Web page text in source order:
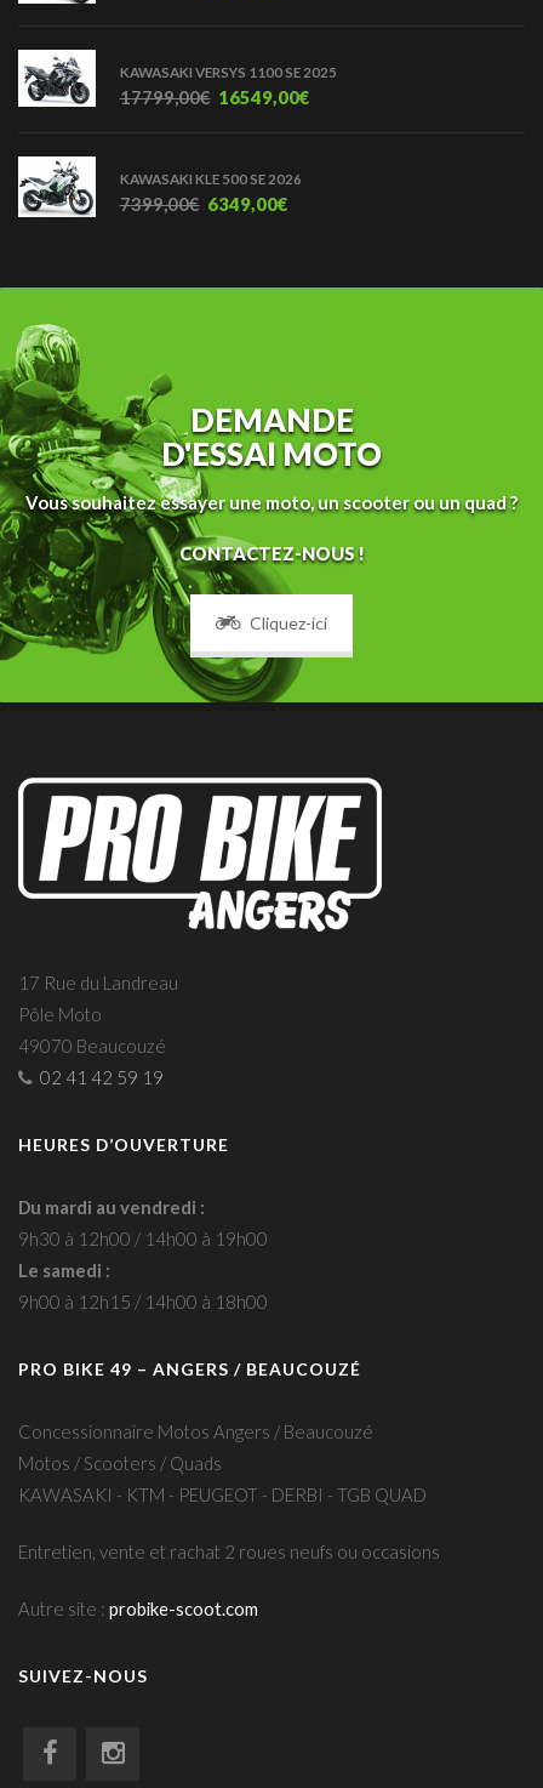
KAWASAKI VERSYS 1100 SE 2025
17799,00€ 16549,00€
KAWASAKI KLE 500 SE 2026
7399,00€ 6349,00€
DEMANDE
D'ESSAI MOTO
Vous souhaitez essayer une moto, un scooter ou un quad ?
CONTACTEZ-NOUS !
Cliquez-ici
17 Rue du Landreau
Pôle Moto
49070 Beaucouzé
02 41 42 59 19
HEURES D’OUVERTURE
Du mardi au vendredi :
9h30 à 12h00 / 14h00 à 19h00
Le samedi :
9h00 à 12h15 / 14h00 à 18h00
PRO BIKE 49 – ANGERS / BEAUCOUZÉ
Concessionnaire Motos Angers / Beaucouzé
Motos / Scooters / Quads
KAWASAKI - KTM - PEUGEOT - DERBI - TGB QUAD
Entretien, vente et rachat 2 roues neufs ou occasions
Autre site : probike-scoot.com
SUIVEZ-NOUS